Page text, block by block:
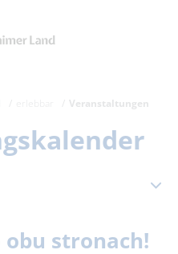
Veranstaltungen
obu stronach!